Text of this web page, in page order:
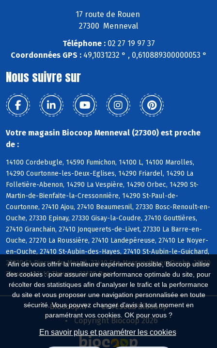
Afin de vous offrir la meilleure expérience possible, Biocoop utilise
des cookies : pour assurer une performance optimale du site, pour
récolter des statistiques afin d'analyser le trafic et la performance
du site et vous proposer une navigation personnalisée en toute
sécurité. Vous pouvez changer d'avis à tout moment en
paramétrant vos cookies. OK pour vous ?
En savoir plus et paramétrer les cookies
17 route de Rouen
27300 Menneval
Téléphone :02 27 19 97 37
Coordonnées GPS :49,1031232 ° , 0,610889300000053 °
Nous suivre sur
Votre magasin Biocoop Menneval (27300) est proche
de :
14100 Cordebugle, 14590 Fumichon, 14100 L, 14100 Marolles,
14290 Courtonne-les-Deux-Eglises, 14290 Friardel, 14290 La
Folletière-Abenon, 14290 La Vespière, 14290 Orbec, 14290 St-
Martin-de-Bienfaite-la-Cressonnière, 14290 St-Paul-de-
Courtonne, 27410 Ajou, 27410 Beaumesnil, 27330 Bosc-Renoult-en-
Ouche, 27330 Epinay, 27330 Gisay-la-Coudre, 27410 Gouttières,
27410 Granchain, 27410 Jonquerets-de-Livet, 27330 La Barre-en-
Ouche, 27270 La Roussière, 27410 Landepéreuse, 27410 Le Noyer-
en-Ouche, 27410 St-Aubin-des-Hayes, 27410 St-Aubin-le-Guichard,
27330 St-Pierre-du-Mesnil, 27410 Ste-Marguerite-en-Ouche, 27330
Thevray, 27410 Thevray, 27170 Barc
Biocoop.fr
Le réseau Biocoop
Copyright Biocoop 2026